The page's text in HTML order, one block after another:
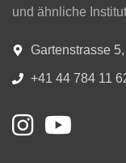
und ähnliche
Gartenstrasse
+41 44 784 11